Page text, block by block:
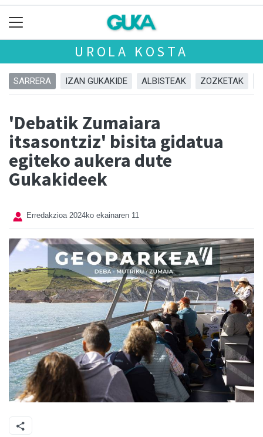
UROLA KOSTA
SARRERA IZAN GUKAKIDE ALBISTEAK ZOZKETAK
'Debatik Zumaiara
itsasontziz' bisita gidatua
egiteko aukera dute
Gukakideek
Erredakzioa 2024ko ekainaren 11